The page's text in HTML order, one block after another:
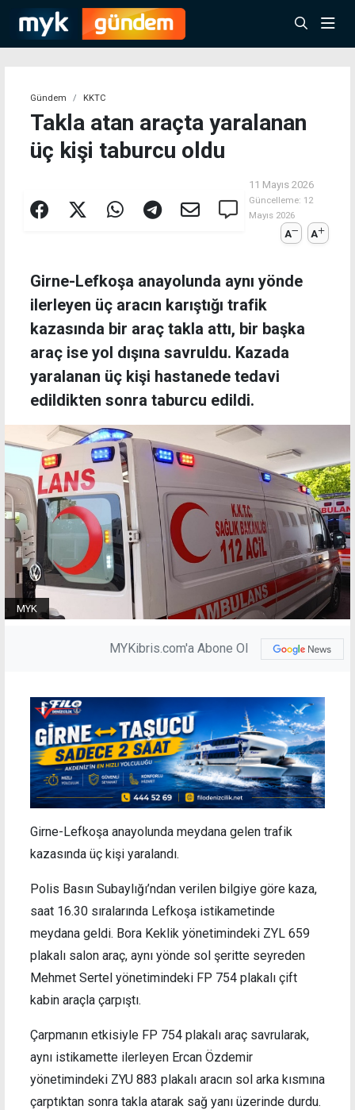
Gündem KKTC
Takla atan araçta yaralanan
üç kişi taburcu oldu
11 Mayıs 2026
Güncelleme: 12
Mayıs 2026
A A
Girne-Lefkoşa anayolunda aynı yönde
ilerleyen üç aracın karıştığı trafik
kazasında bir araç takla attı, bir başka
araç ise yol dışına savruldu. Kazada
yaralanan üç kişi hastanede tedavi
edildikten sonra taburcu edildi.
MYK
MYKibris.com'a Abone Ol
Girne-Lefkoşa anayolunda meydana gelen trafik
kazasında üç kişi yaralandı.
Polis Basın Subaylığı’ndan verilen bilgiye göre kaza,
saat 16.30 sıralarında Lefkoşa istikametinde
meydana geldi. Bora Keklik yönetimindeki ZYL 659
plakalı salon araç, aynı yönde sol şeritte seyreden
Mehmet Sertel yönetimindeki FP 754 plakalı çift
kabin araçla çarpıştı.
Çarpmanın etkisiyle FP 754 plakalı araç savrularak,
aynı istikamette ilerleyen Ercan Özdemir
yönetimindeki ZYU 883 plakalı aracın sol arka kısmına
çarptıktan sonra takla atarak sağ yanı üzerinde durdu.